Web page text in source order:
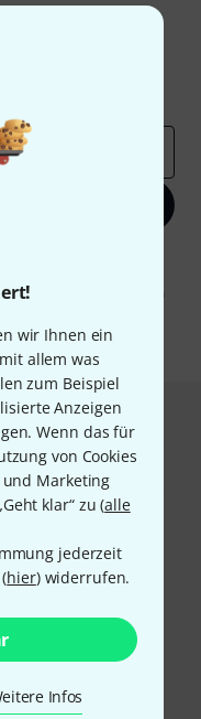
wir Ihnen ein
allem was
zum Beispiel
Anzeigen
Wenn das für
von Cookies
Marketing
klar“ zu (alle
jederzeit
hier) widerrufen.
Infos
gewinne mit
finden Sie in
Nachnahme,
Sofort bezahlen